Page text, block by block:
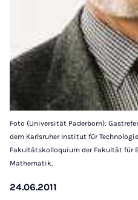
Foto (Universität Paderborn):
dem Karlsruher Institut für
Fakultätskolloquium der Fakultät für
Mathematik.
24.06.2011